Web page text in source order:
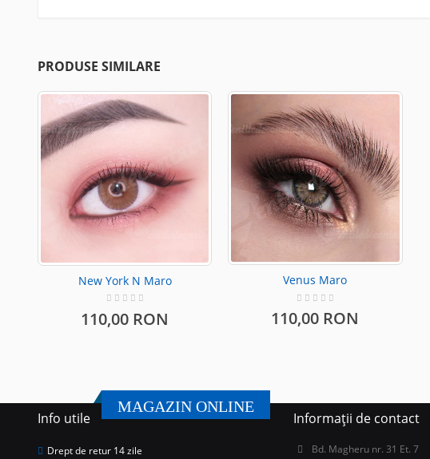
PRODUSE SIMILARE
New York N Maro
110,00 RON
Venus Maro
110,00 RON
MAGAZIN ONLINE
Info utile
Drept de retur 14 zile
Informații de contact
Bd. Magheru nr. 31 Et. 7